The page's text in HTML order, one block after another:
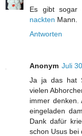
Es gibt sogar
nackten Mann.
Antworten
Anonym Juli
Ja ja das hat
vielen
immer
eingeladen
Dank dafür
schon Usus bei